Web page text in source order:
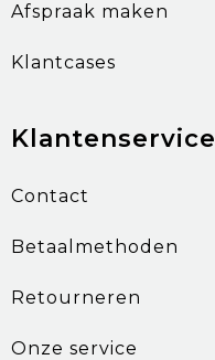
Afspraak maken
Klantcases
Klantenservice
Contact
Betaalmethoden
Retourneren
Onze service